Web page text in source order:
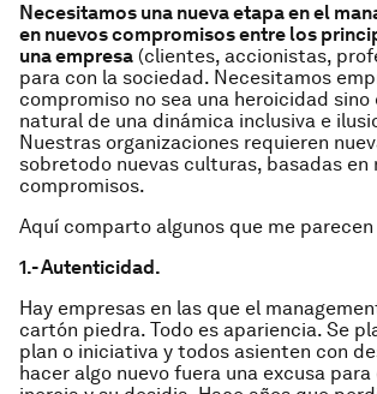
Necesitamos una nueva etapa en el
en nuevos compromisos entre los
una empresa (clientes, accionistas,
para con la sociedad. Necesitamos
compromiso no sea una heroicidad
natural de una dinámica inclusiva e
Nuestras organizaciones requieren
sobretodo nuevas culturas, basadas en
compromisos.
Aquí comparto algunos que me
1.- Autenticidad.
Hay empresas en las que el
cartón piedra. Todo es apariencia. Se
plan o iniciativa y todos asienten con
hacer algo nuevo fuera una excusa